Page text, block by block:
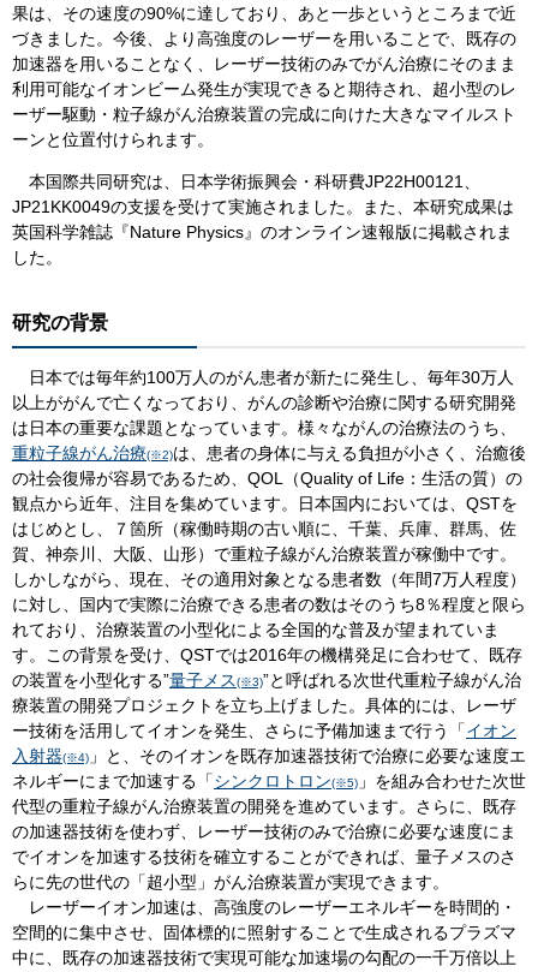
果は、その速度の90%に達しており、あと一歩というところまで近
づきました。今後、より高強度のレーザーを用いることで、既存の
加速器を用いることなく、レーザー技術のみでがん治療にそのまま
利用可能なイオンビーム発生が実現できると期待され、超小型のレ
ーザー駆動・粒子線がん治療装置の完成に向けた大きなマイルスト
ーンと位置付けられます。
本国際共同研究は、日本学術振興会・科研費JP22H00121、
JP21KK0049の支援を受けて実施されました。また、本研究成果は
英国科学雑誌『Nature Physics』のオンライン速報版に掲載されま
した。
研究の背景
日本では毎年約100万人のがん患者が新たに発生し、毎年30万人
以上ががんで亡くなっており、がんの診断や治療に関する研究開発
は日本の重要な課題となっています。様々ながんの治療法のうち、
重粒子線がん治療(※2)は、患者の身体に与える負担が小さく、治癒後
の社会復帰が容易であるため、QOL（Quality of Life：生活の質）の
観点から近年、注目を集めています。日本国内においては、QSTを
はじめとし、７箇所（稼働時期の古い順に、千葉、兵庫、群馬、佐
賀、神奈川、大阪、山形）で重粒子線がん治療装置が稼働中です。
しかしながら、現在、その適用対象となる患者数（年間7万人程度）
に対し、国内で実際に治療できる患者の数はそのうち8％程度と限ら
れており、治療装置の小型化による全国的な普及が望まれていま
す。この背景を受け、QSTでは2016年の機構発足に合わせて、既存
の装置を小型化する”量子メス(※3)”と呼ばれる次世代重粒子線がん治
療装置の開発プロジェクトを立ち上げました。具体的には、レーザ
ー技術を活用してイオンを発生、さらに予備加速まで行う「イオン
入射器(※4) 」と、そのイオンを既存加速器技術で治療に必要な速度エ
ネルギーにまで加速する「シンクロトロン(※5) 」を組み合わせた次世
代型の重粒子線がん治療装置の開発を進めています。さらに、既存
の加速器技術を使わず、レーザー技術のみで治療に必要な速度にま
でイオンを加速する技術を確立することができれば、量子メスのさ
らに先の世代の「超小型」がん治療装置が実現できます。
レーザーイオン加速は、高強度のレーザーエネルギーを時間的・
空間的に集中させ、固体標的に照射することで生成されるプラズマ
中に、既存の加速器技術で実現可能な加速場の勾配の一千万倍以上